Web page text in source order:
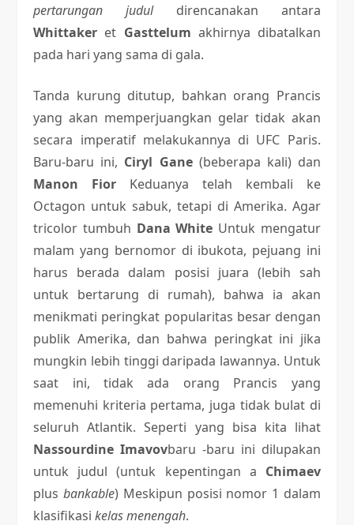
pertarungan judul direncanakan antara
Whittaker et Gasttelum akhirnya dibatalkan
pada hari yang sama di gala.
Tanda kurung ditutup, bahkan orang Prancis
yang akan memperjuangkan gelar tidak akan
secara imperatif melakukannya di UFC Paris.
Baru-baru ini, Ciryl Gane (beberapa kali) dan
Manon Fior Keduanya telah kembali ke
Octagon untuk sabuk, tetapi di Amerika. Agar
tricolor tumbuh Dana White Untuk mengatur
malam yang bernomor di ibukota, pejuang ini
harus berada dalam posisi juara (lebih sah
untuk bertarung di rumah), bahwa ia akan
menikmati peringkat popularitas besar dengan
publik Amerika, dan bahwa peringkat ini jika
mungkin lebih tinggi daripada lawannya. Untuk
saat ini, tidak ada orang Prancis yang
memenuhi kriteria pertama, juga tidak bulat di
seluruh Atlantik. Seperti yang bisa kita lihat
Nassourdine Imavovbaru -baru ini dilupakan
untuk judul (untuk kepentingan a Chimaev
plusbankable) Meskipun posisi nomor 1 dalam
klasifikasikelas menengah.